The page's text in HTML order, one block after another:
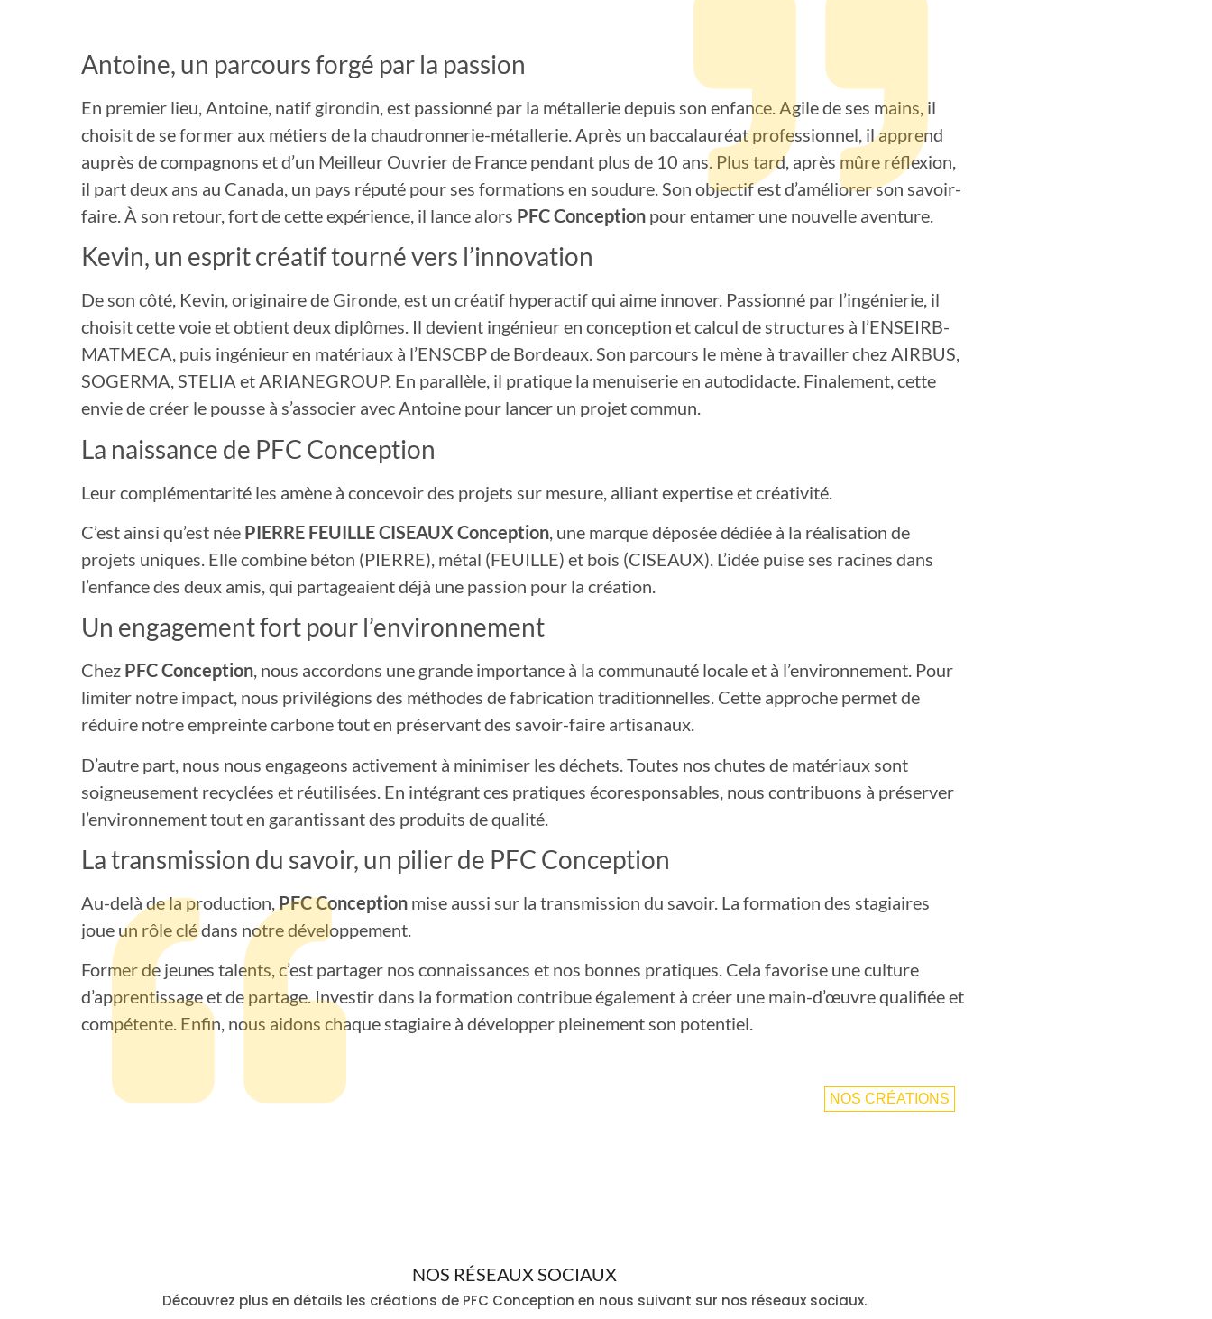
Antoine, un parcours forgé par la passion
En premier lieu, Antoine, natif girondin, est passionné par la métallerie depuis son enfance. Agile de ses mains, il
choisit de se former aux métiers de la chaudronnerie-métallerie. Après un baccalauréat professionnel, il apprend
auprès de compagnons et d’un Meilleur Ouvrier de France pendant plus de 10 ans. Plus tard, après mûre réflexion,
il part deux ans au Canada, un pays réputé pour ses formations en soudure. Son objectif est d’améliorer son savoir-
faire. À son retour, fort de cette expérience, il lance alors PFC Conception pour entamer une nouvelle aventure.
Kevin, un esprit créatif tourné vers l’innovation
De son côté, Kevin, originaire de Gironde, est un créatif hyperactif qui aime innover. Passionné par l’ingénierie, il
choisit cette voie et obtient deux diplômes. Il devient ingénieur en conception et calcul de structures à l’ENSEIRB-
MATMECA, puis ingénieur en matériaux à l’ENSCBP de Bordeaux. Son parcours le mène à travailler chez AIRBUS,
SOGERMA, STELIA et ARIANEGROUP. En parallèle, il pratique la menuiserie en autodidacte. Finalement, cette
envie de créer le pousse à s’associer avec Antoine pour lancer un projet commun.
La naissance de PFC Conception
Leur complémentarité les amène à concevoir des projets sur mesure, alliant expertise et créativité.
C’est ainsi qu’est née PIERRE FEUILLE CISEAUX Conception, une marque déposée dédiée à la réalisation de
projets uniques. Elle combine béton (PIERRE), métal (FEUILLE) et bois (CISEAUX). L’idée puise ses racines dans
l’enfance des deux amis, qui partageaient déjà une passion pour la création.
Un engagement fort pour l’environnement
Chez PFC Conception, nous accordons une grande importance à la communauté locale et à l’environnement. Pour
limiter notre impact, nous privilégions des méthodes de fabrication traditionnelles. Cette approche permet de
réduire notre empreinte carbone tout en préservant des savoir-faire artisanaux.
D’autre part, nous nous engageons activement à minimiser les déchets. Toutes nos chutes de matériaux sont
soigneusement recyclées et réutilisées. En intégrant ces pratiques écoresponsables, nous contribuons à préserver
l’environnement tout en garantissant des produits de qualité.
La transmission du savoir, un pilier de PFC Conception
Au-delà de la production,PFC Conception mise aussi sur la transmission du savoir. La formation des stagiaires
joue un rôle clé dans notre développement.
Former de jeunes talents, c’est partager nos connaissances et nos bonnes pratiques. Cela favorise une culture
d’apprentissage et de partage. Investir dans la formation contribue également à créer une main-d’œuvre qualifiée et
compétente. Enfin, nous aidons chaque stagiaire à développer pleinement son potentiel.
NOS CRÉATIONS
NOS RÉSEAUX SOCIAUX
Découvrez plus en détails les créations de PFC Conception en nous suivant sur nos réseaux sociaux.